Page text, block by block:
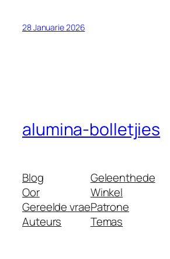
28 Januarie 2026
alumina-bolletjies
Blog
Oor
Gereelde vrae
Auteurs
Geleenthede
Winkel
Patrone
Temas
Azerbaijani
Belarusian